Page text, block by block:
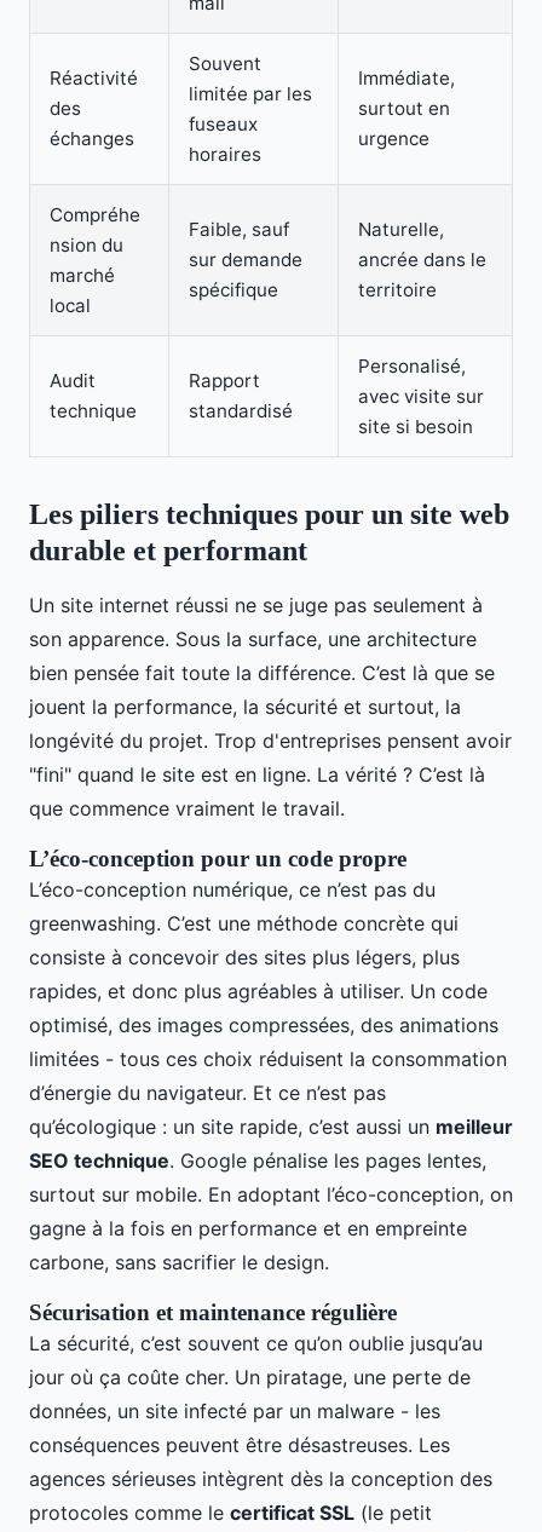
Réactivité
des
échanges
Souvent
limitée par les
fuseaux
horaires
Immédiate,
surtout en
urgence
Compréhe
nsion du
marché
local
Faible, sauf
sur demande
spécifique
Naturelle,
ancrée dans le
territoire
Audit
technique
Rapport
standardisé
Personalisé,
avec visite sur
site si besoin
Les piliers techniques pour un site web
durable et performant
Un site internet réussi ne se juge pas seulement à
son apparence. Sous la surface, une architecture
bien pensée fait toute la différence. C’est là que se
jouent la performance, la sécurité et surtout, la
longévité du projet. Trop d'entreprises pensent avoir
"fini" quand le site est en ligne. La vérité ? C’est là
que commence vraiment le travail.
L’éco-conception pour un code propre
L’éco-conception numérique, ce n’est pas du
greenwashing. C’est une méthode concrète qui
consiste à concevoir des sites plus légers, plus
rapides, et donc plus agréables à utiliser. Un code
optimisé, des images compressées, des animations
limitées - tous ces choix réduisent la consommation
d’énergie du navigateur. Et ce n’est pas
qu’écologique : un site rapide, c’est aussi un meilleur
SEO technique. Google pénalise les pages lentes,
surtout sur mobile. En adoptant l’éco-conception, on
gagne à la fois en performance et en empreinte
carbone, sans sacrifier le design.
Sécurisation et maintenance régulière
La sécurité, c’est souvent ce qu’on oublie jusqu’au
jour où ça coûte cher. Un piratage, une perte de
données, un site infecté par un malware - les
conséquences peuvent être désastreuses. Les
agences sérieuses intègrent dès la conception des
protocoles comme le certificat SSL (le petit